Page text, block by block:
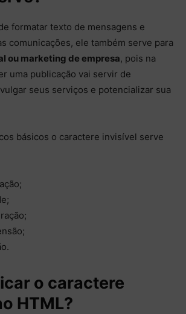
formatar texto de mensagens e
comunicações, ele também serve para
ou marketing de empresa, pois na
uma publicação vai servir de
seus serviços e potencializar sua
básicos o caractere invisível serve
o caractere
HTML?